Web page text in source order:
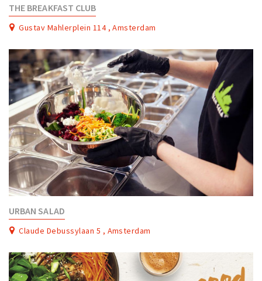
THE BREAKFAST CLUB
Gustav Mahlerplein 114 , Amsterdam
URBAN SALAD
Claude Debussylaan 5 , Amsterdam